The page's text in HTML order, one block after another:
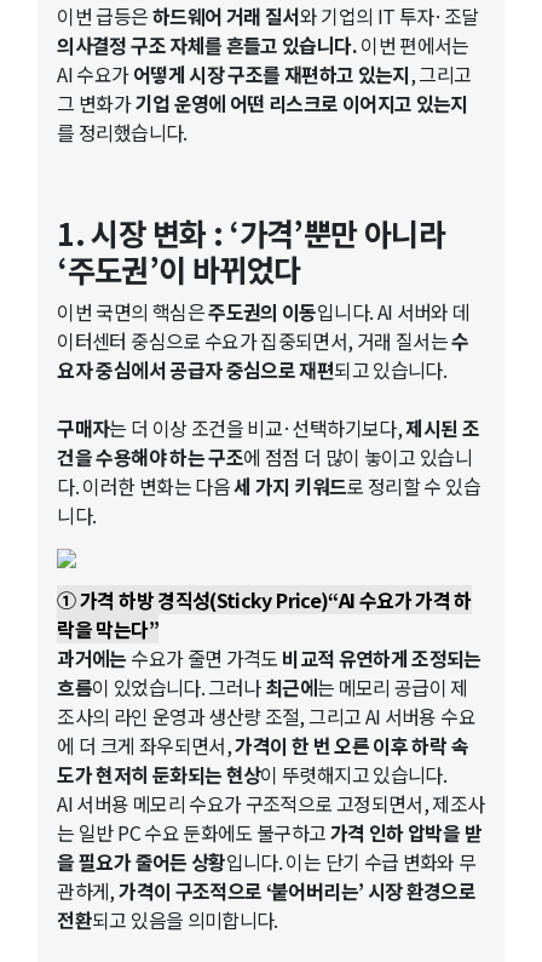
이번 급등은하드웨어 거래 질서와 기업의 IT 투자·조달
의사결정 구조 자체를 흔들고 있습니다.이번 편에서는
AI 수요가어떻게 시장 구조를 재편하고 있는지, 그리고
그 변화가기업 운영에 어떤 리스크로 이어지고 있는지
를 정리했습니다.
1. 시장 변화 : ‘가격’뿐만 아니라
‘주도권’이 바뀌었다
이번 국면의 핵심은주도권의 이동입니다. AI 서버와 데
이터센터 중심으로 수요가 집중되면서, 거래 질서는수
요자 중심에서 공급자 중심으로 재편되고 있습니다.
구매자는 더 이상 조건을 비교·선택하기보다,제시된 조
건을 수용해야 하는 구조에 점점 더 많이 놓이고 있습니
다. 이러한 변화는 다음세 가지 키워드로 정리할 수 있습
니다.
① 가격 하방 경직성(Sticky Price)“AI 수요가 가격 하
락을 막는다”
과거에는 수요가 줄면 가격도 비교적 유연하게 조정되는
흐름이 있었습니다. 그러나최근에는 메모리 공급이 제
조사의 라인 운영과 생산량 조절, 그리고 AI 서버용 수요
에 더 크게 좌우되면서,가격이 한 번 오른 이후 하락 속
도가 현저히 둔화되는 현상이 뚜렷해지고 있습니다.
AI 서버용 메모리 수요가 구조적으로 고정되면서, 제조사
는 일반 PC 수요 둔화에도 불구하고가격 인하 압박을 받
을 필요가 줄어든 상황입니다. 이는 단기 수급 변화와 무
관하게,가격이 구조적으로 ‘붙어버리는’ 시장 환경으로
전환되고 있음을 의미합니다.